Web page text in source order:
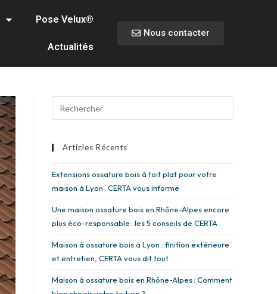
Pose Velux®
Actualités
Nous contacter
Articles Récents
Extensions ossature bois à toit plat pour votre
maison à Lyon : CERTA vous informe
Une maison ossature bois en Rhône-Alpes encore
plus éco-responsable : les 5 conseils de CERTA
Maison à ossature bois à Lyon : finition extérieure
et entretien, CERTA vous dit tout
Maison à ossature bois en Rhône-Alpes : Comment